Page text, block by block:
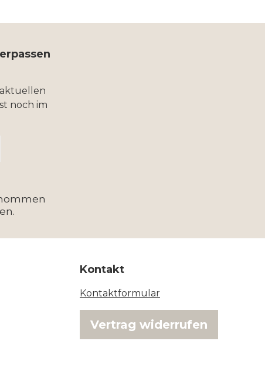
noch im
Kontakt
Kontaktformular
Vertrag widerrufen